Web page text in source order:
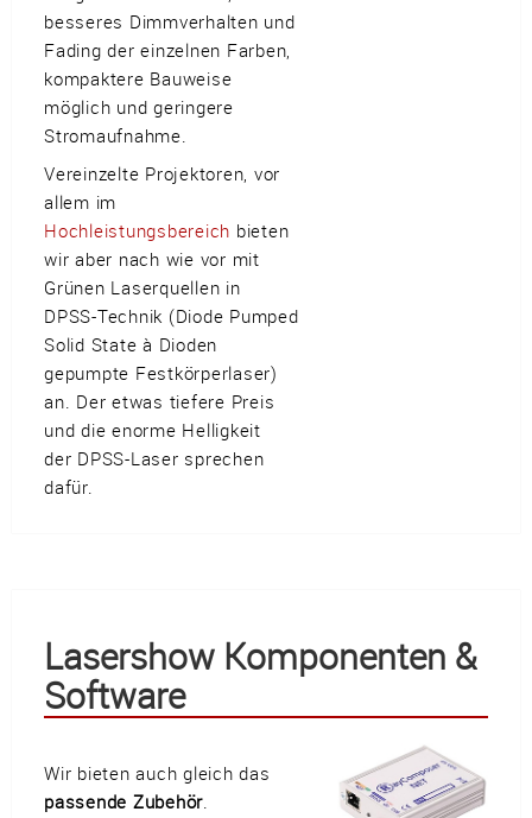
besseres Dimmverhalten und
Fading der einzelnen Farben,
kompaktere Bauweise
möglich und geringere
Stromaufnahme.
Vereinzelte Projektoren, vor
allem im
Hochleistungsbereich bieten
wir aber nach wie vor mit
Grünen Laserquellen in
DPSS-Technik (Diode Pumped
Solid State à Dioden
gepumpte Festkörperlaser)
an. Der etwas tiefere Preis
und die enorme Helligkeit
der DPSS-Laser sprechen
dafür.
Lasershow Komponenten &
Software
Wir bieten auch gleich das
passende Zubehör.